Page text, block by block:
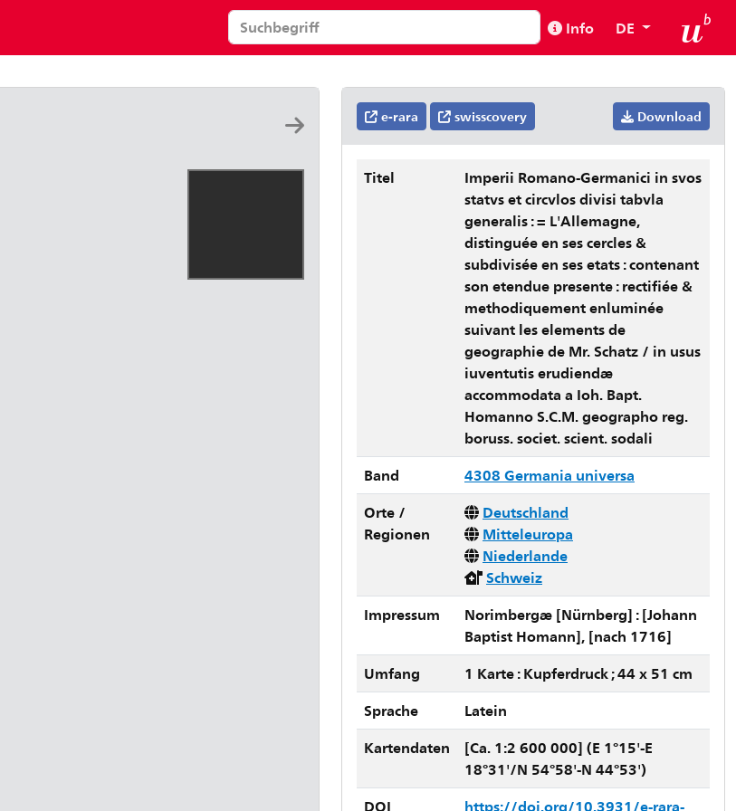
Info DE
e-rara swisscovery Download
Titel
Imperii Romano-Germanici in svos
statvs et circvlos divisi tabvla
generalis : = L'Allemagne,
distinguée en ses cercles &
subdivisée en ses etats : contenant
son etendue presente : rectifiée &
methodiquement enluminée
suivant les elements de
geographie de Mr. Schatz / in usus
iuventutis erudiendæ
accommodata a Ioh. Bapt.
Homanno S.C.M. geographo reg.
boruss. societ. scient. sodali
Band
4308 Germania universa
Orte /
Regionen
Deutschland
Mitteleuropa
Niederlande
Schweiz
Impressum
Norimbergæ [Nürnberg] : [Johann
Baptist Homann], [nach 1716]
Umfang
1 Karte : Kupferdruck ; 44 x 51 cm
Sprache
Latein
Kartendaten
[Ca. 1:2 600 000] (E 1°15'-E
18°31'/N 54°58'-N 44°53')
DOI
https://doi.org/10.3931/e-rara-